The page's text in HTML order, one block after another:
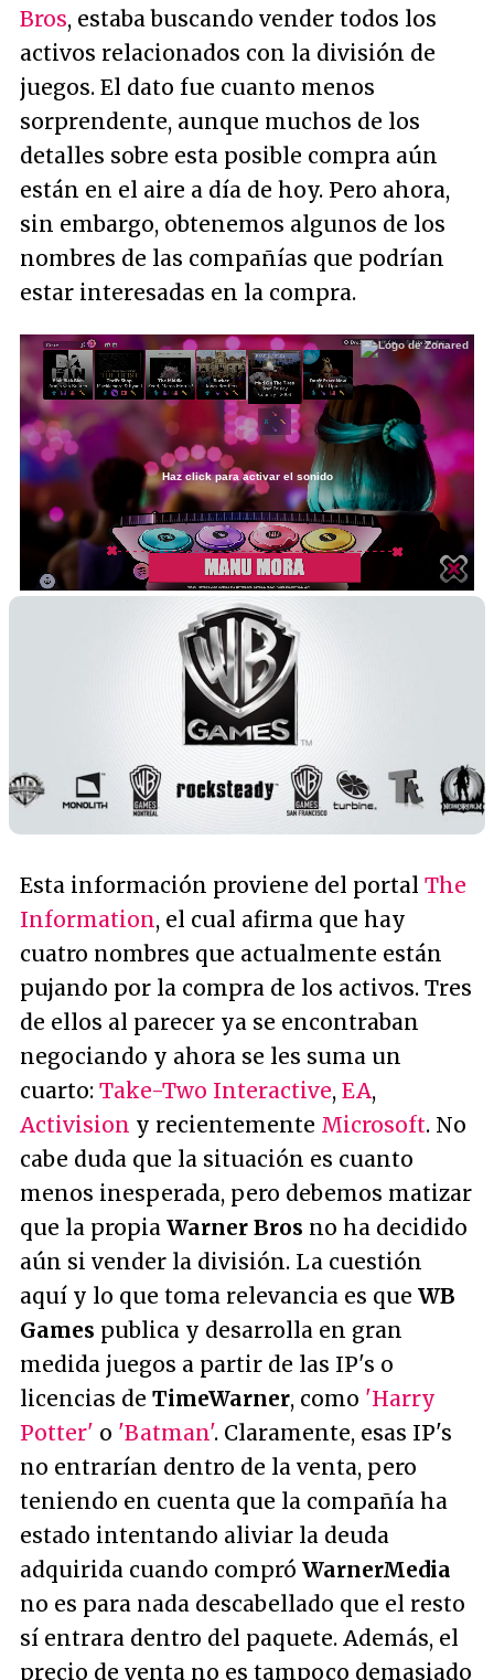
Bros, estaba buscando vender todos los
activos relacionados con la división de
juegos. El dato fue cuanto menos
sorprendente, aunque muchos de los
detalles sobre esta posible compra aún
están en el aire a día de hoy. Pero ahora,
sin embargo, obtenemos algunos de los
nombres de las compañías que podrían
estar interesadas en la compra.
Unmute /
Loaded:
10.20%
Haz click para activar el sonido
Esta información proviene del portal The
Information, el cual afirma que hay
cuatro nombres que actualmente están
pujando por la compra de los activos. Tres
de ellos al parecer ya se encontraban
negociando y ahora se les suma un
cuarto: Take-Two Interactive, EA,
Activision y recientemente Microsoft. No
cabe duda que la situación es cuanto
menos inesperada, pero debemos matizar
que la propia Warner Bros no ha decidido
aún si vender la división. La cuestión
aquí y lo que toma relevancia es que WB
Games publica y desarrolla en gran
medida juegos a partir de las IP's o
licencias de TimeWarner, como 'Harry
Potter' o 'Batman'. Claramente, esas IP's
no entrarían dentro de la venta, pero
teniendo en cuenta que la compañía ha
estado intentando aliviar la deuda
adquirida cuando compró WarnerMedia
no es para nada descabellado que el resto
sí entrara dentro del paquete. Además, el
precio de venta no es tampoco demasiado